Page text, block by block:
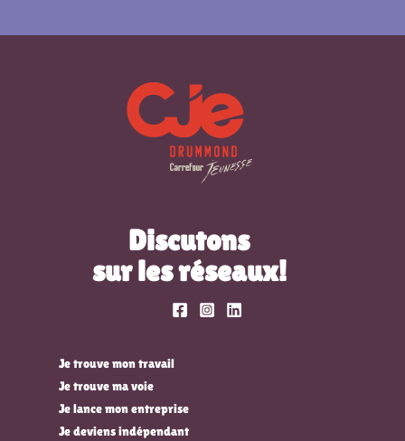
Discutons
sur les réseaux!
Je trouve mon travail
Je trouve ma voie
Je lance mon entreprise
Je deviens indépendant